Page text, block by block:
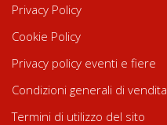
Privacy Policy
Cookie Policy
Privacy policy eventi e fiere
Condizioni generali di vendita
Termini di utilizzo del sito